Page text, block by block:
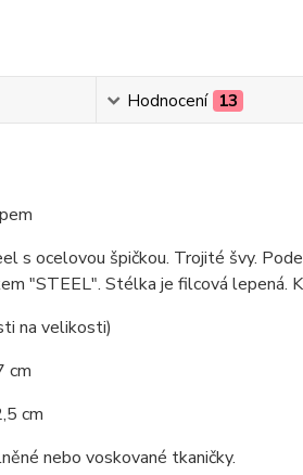
Hodnocení 13
s ocelovou špičkou. Trojité švy.
"STEEL". Stélka je filcová lepená.
na velikosti)
cm
cm
nebo voskované tkaničky.